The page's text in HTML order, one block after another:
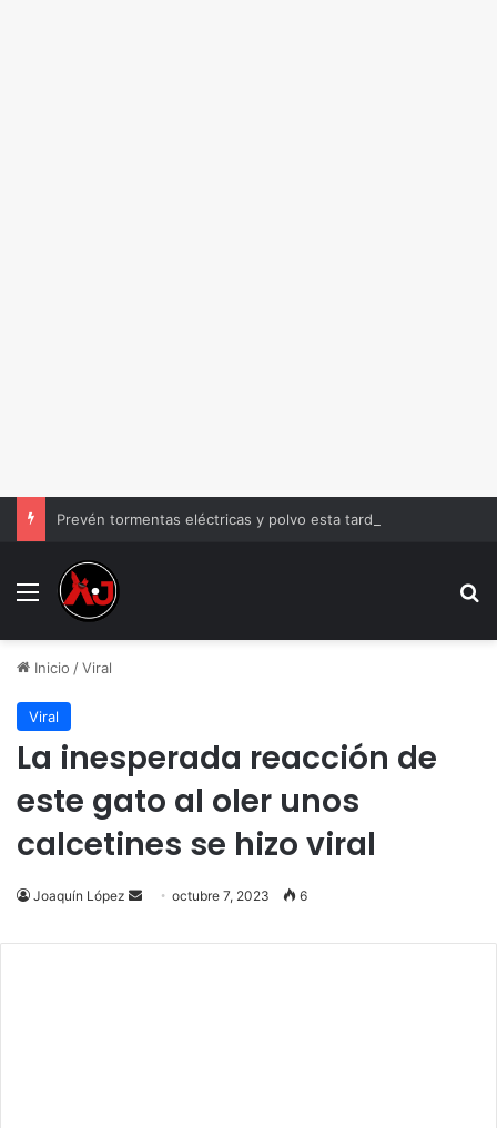
Menu
Inicio /Viral
Viral
La inesperada reacción de
este gato al oler unos
calcetines se hizo viral
Joaquín López
Send
email
octubre 7, 2023 6